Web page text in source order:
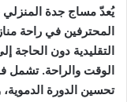
يُعدّ مساج جدة
المحترفين في راحة
التقليدية دون الحاجة
الوقت والراحة. تشمل
تحسين الدورة